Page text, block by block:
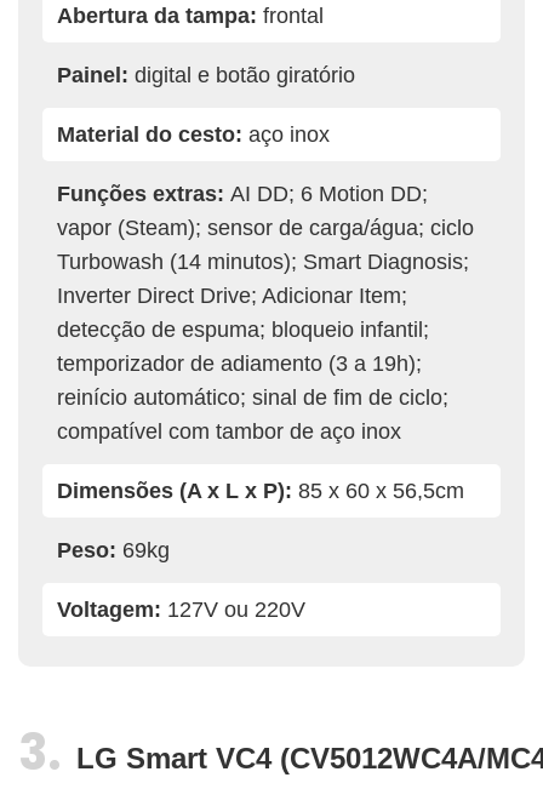
Abertura da tampa: frontal
Painel: digital e botão giratório
Material do cesto: aço inox
Funções extras: AI DD; 6 Motion DD;
vapor (Steam); sensor de carga/água; ciclo
Turbowash (14 minutos); Smart Diagnosis;
Inverter Direct Drive; Adicionar Item;
detecção de espuma; bloqueio infantil;
temporizador de adiamento (3 a 19h);
reinício automático; sinal de fim de ciclo;
compatível com tambor de aço inox
Dimensões (A x L x P): 85 x 60 x 56,5cm
Peso: 69kg
Voltagem: 127V ou 220V
LG Smart VC4 (CV5012WC4A/